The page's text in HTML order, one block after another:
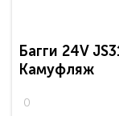
Багги 24V
Камуфляж
0